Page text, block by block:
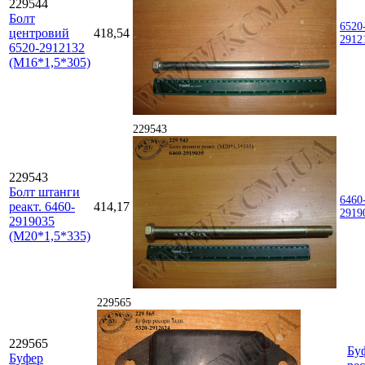
229544
Болт
центровий
6520-2912132
(М16*1,5*305)
418,54
229543
Болт штанги
реакт. 6460-
2919035
(М20*1,5*335)
414,17
229543
229565
Буфер
229565